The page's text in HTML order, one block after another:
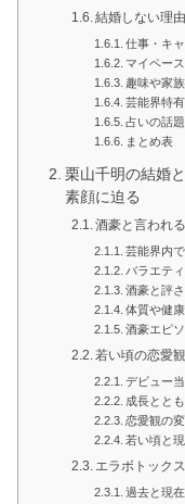
結婚しない理
仕事・キ
マイペー
趣味や家
芸能界特
占いの話
まとめ表
栗山千明の結婚
素顔に迫る
酒豪と言われ
芸能界内
バラエテ
酒豪と評
体質や健
酒豪エピ
若い頃の恋愛
デビュー
成長とと
恋愛観の
若い頃と
エラボトック
過去と現